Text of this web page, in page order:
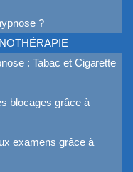
?
: Tabac et Cigarette
blocages grâce à
examens grâce à